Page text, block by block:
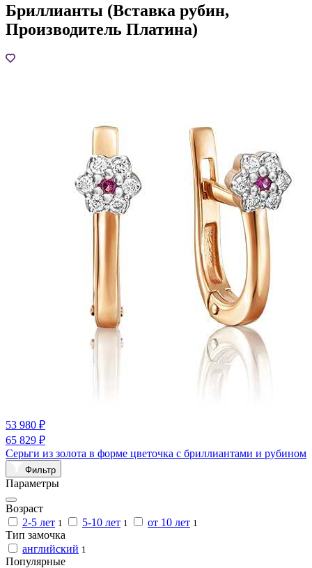
Бриллианты (Вставка рубин,
Производитель Платина)
53 980 ₽
65 829 ₽
Серьги из золота в форме цветочка с бриллиантами и рубином
Фильтр
Параметры
Возраст
2-5 лет 1 5-10 лет 1 от 10 лет 1
Тип замочка
английский 1
Популярные